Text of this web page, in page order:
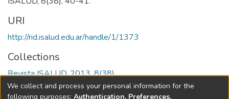
URI
http://rid.isalud.edu.ar/handle/1/1373
Collections
Revista ISALUD, 2013, 8(38)
We collect and process your personal information for the
following purposes: Authentication, Preferences,